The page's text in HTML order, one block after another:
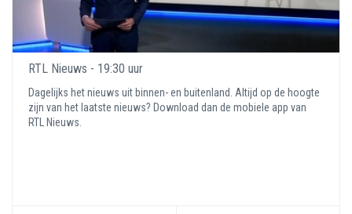
RTL Nieuws - 19:30 uur
Dagelijks het nieuws uit binnen- en buitenland. Altijd op de hoogte
zijn van het laatste nieuws? Download dan de mobiele app van
RTL Nieuws.